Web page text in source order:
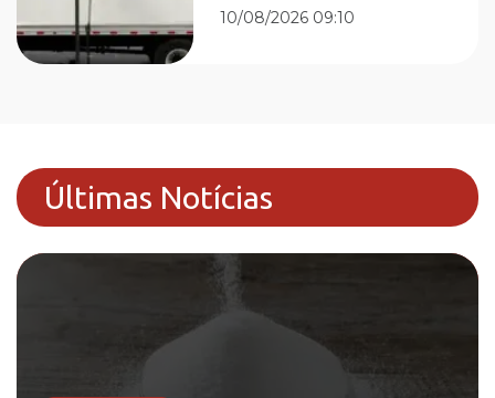
10/08/2026 09:10
Últimas Notícias